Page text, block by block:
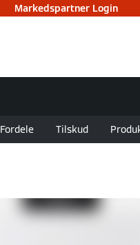
Markedspartner Login
Fordele Tilskud